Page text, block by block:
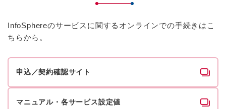
InfoSphereのサービスに関するオンラインでの手続きはこ
ちらから。
申込／契約確認サイト
マニュアル・各サービス設定値